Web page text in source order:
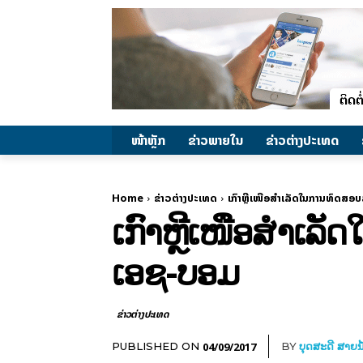
ໜ້າຫຼັກ ຂ່າວພາຍ​ໃນ ຂ່າວຕ່າງປະເທດ
Home ຂ່າວຕ່າງປະເທດ ເກົາຫຼີເໜືອສຳເລັດໃນການທົດສອ
ເກົາຫຼີເໜືອສຳເລັດ
ເອຊ-ບອມ
ຂ່າວຕ່າງປະເທດ
PUBLISHED ON 04/09/2017 BYບຸດສະດີ ສາຍ